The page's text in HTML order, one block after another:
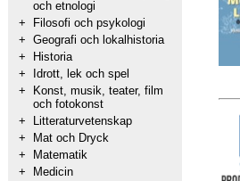
och etnologi
+
Filosofi och psykologi
+ Geografi och lokalhistoria
+
Historia
+
Idrott, lek och spel
+
Konst, musik, teater, film
och fotokonst
+
Litteraturvetenskap
+
Mat och Dryck
+
Matematik
+
Medicin